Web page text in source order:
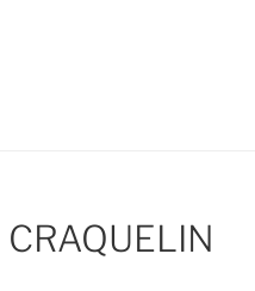
CRAQUELIN